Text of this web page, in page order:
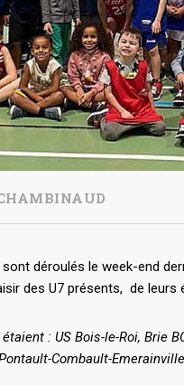
déroulés le week-end
des U7 présents, de leurs
: US Bois-le-Roi, Brie
Combault-